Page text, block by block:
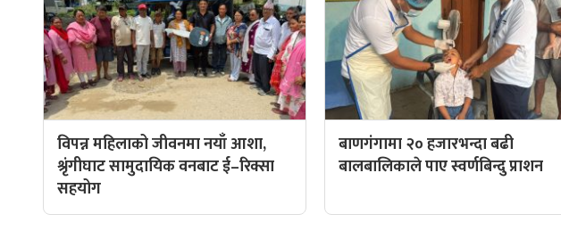
विपन्न महिलाको जीवनमा नयाँ आशा,
श्रृंगीघाट सामुदायिक वनबाट ई–रिक्सा
सहयोग
बाणगंगामा २० हजारभन्दा बढी
बालबालिकाले पाए स्वर्णबिन्दु प्राशन